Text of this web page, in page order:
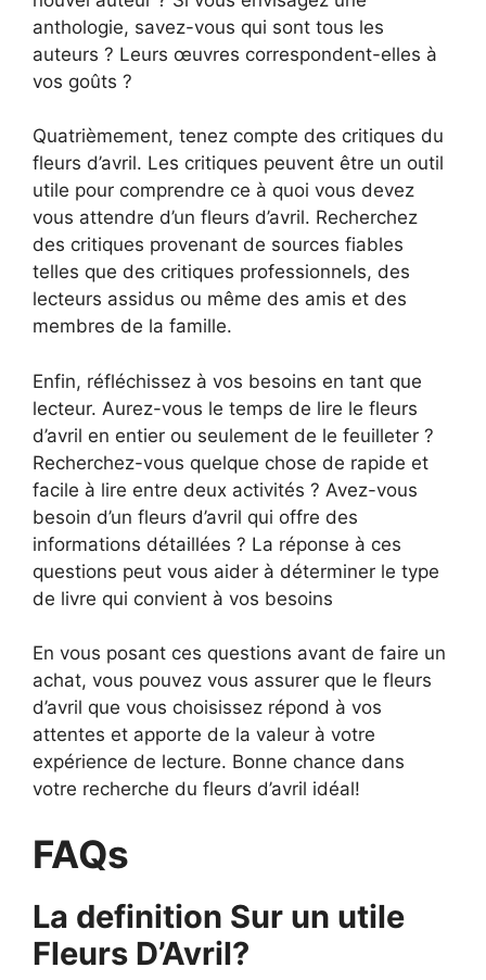
anthologie, savez-vous qui sont tous les
auteurs ? Leurs œuvres correspondent-elles à
vos goûts ?
Quatrièmement, tenez compte des critiques du
fleurs d’avril. Les critiques peuvent être un outil
utile pour comprendre ce à quoi vous devez
vous attendre d’un fleurs d’avril. Recherchez
des critiques provenant de sources fiables
telles que des critiques professionnels, des
lecteurs assidus ou même des amis et des
membres de la famille.
Enfin, réfléchissez à vos besoins en tant que
lecteur. Aurez-vous le temps de lire le fleurs
d’avril en entier ou seulement de le feuilleter ?
Recherchez-vous quelque chose de rapide et
facile à lire entre deux activités ? Avez-vous
besoin d’un fleurs d’avril qui offre des
informations détaillées ? La réponse à ces
questions peut vous aider à déterminer le type
de livre qui convient à vos besoins
En vous posant ces questions avant de faire un
achat, vous pouvez vous assurer que le fleurs
d’avril que vous choisissez répond à vos
attentes et apporte de la valeur à votre
expérience de lecture. Bonne chance dans
votre recherche du fleurs d’avril idéal!
FAQs
La definition Sur un utile
Fleurs D’Avril?